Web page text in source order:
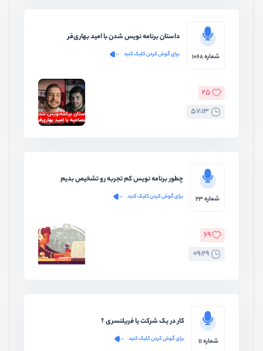
شماره 1068
داستان برنامه نویس شدن با امید بهاری‌فر
برای گوش کردن کلیک کنید
25
57:13
شماره 23
چطور برنامه نویس کم تجربه رو تشخیص بدیم
برای گوش کردن کلیک کنید
69
09:29
شماره 11
کار در یک شرکت یا فریلنسری ؟
برای گوش کردن کلیک کنید